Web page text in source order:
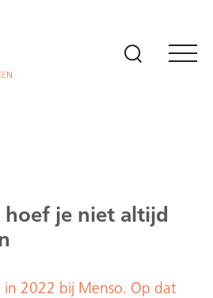
hoef je niet altijd
in 2022 bij Menso. Op dat